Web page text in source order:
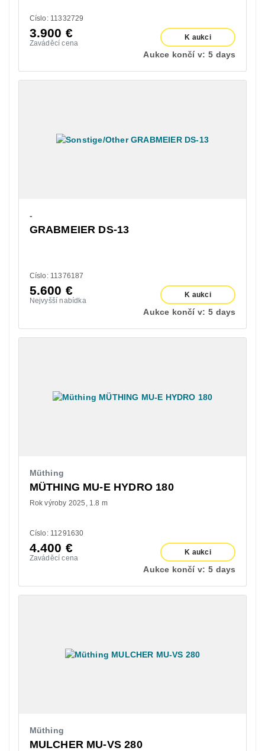
Císlo: 11332729
3.900 €
Zaváděcí cena
K aukci
Aukce končí v: 5 days
-
GRABMEIER DS-13
Císlo: 11376187
5.600 €
Nejvyšší nabídka
K aukci
Aukce končí v: 5 days
Müthing
MÜTHING MU-E HYDRO 180
Rok výroby 2025 1.8 m
Císlo: 11291630
4.400 €
Zaváděcí cena
K aukci
Aukce končí v: 5 days
Müthing
MULCHER MU-VS 280